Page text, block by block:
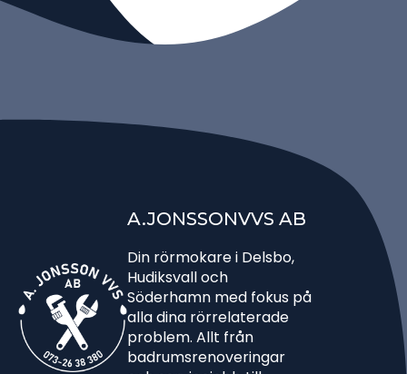
A.JONSSONVVS AB
Din rörmokare i Delsbo,
Hudiksvall och
Söderhamn med fokus på
alla dina rörrelaterade
problem. Allt från
badrumsrenoveringar